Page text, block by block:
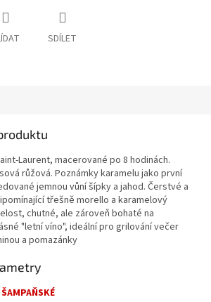
SDÍLET
Laurent, macerované po 8 hodinách.
růžová. Poznámky karamelu jako první
jemnou vůní šípky a jahod. Čerstvé a
třešně morello a karamelový
chutné, ale zároveň bohaté na
"letní víno", ideální pro grilování večer
a pomazánky